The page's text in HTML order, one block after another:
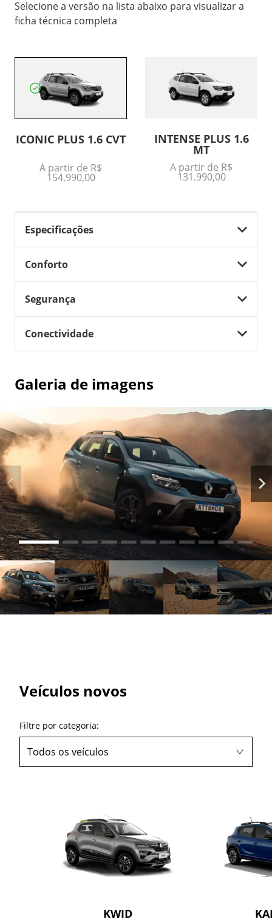
Selecione a versão na lista abaixo para visualizar a
ficha técnica completa
ICONIC PLUS 1.6 CVT
A partir de R$
154.990,00
INTENSE PLUS 1.6
MT
A partir de R$
131.990,00
Especificações
Conforto
Segurança
Conectividade
Galeria de imagens
Veículos novos
Filtre por categoria:
Todos os veículos
KWID